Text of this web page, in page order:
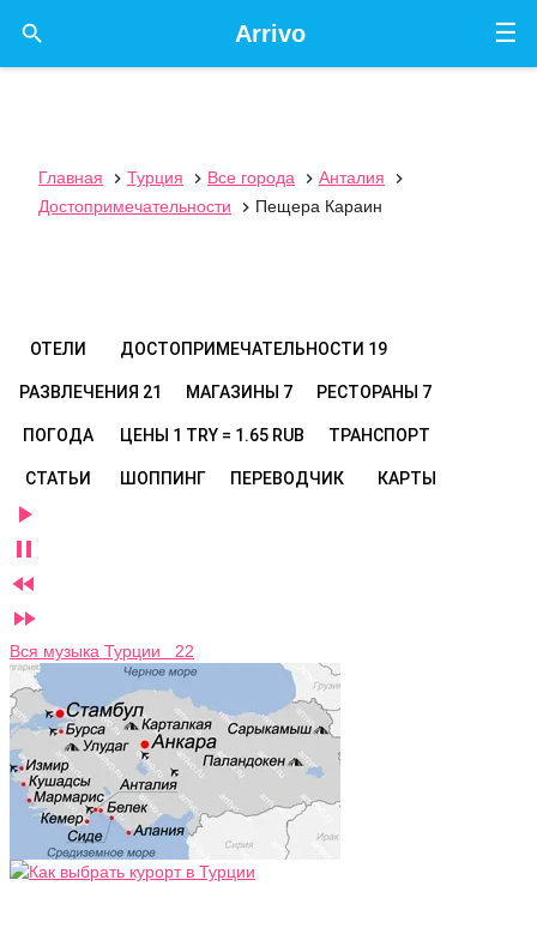
☰
Arrivo

Главная  Турция  Все города  Анталия

Достопримечательности
 Пещера Караин
ОТЕЛИ ДОСТОПРИМЕЧАТЕЛЬНОСТИ 19
РАЗВЛЕЧЕНИЯ 21 МАГАЗИНЫ 7 РЕСТОРАНЫ 7
ПОГОДА ЦЕНЫ 1 TRY = 1.65 RUB ТРАНСПОРТ
СТАТЬИ ШОППИНГ ПЕРЕВОДЧИК КАРТЫ




Вся музыка Турции 22